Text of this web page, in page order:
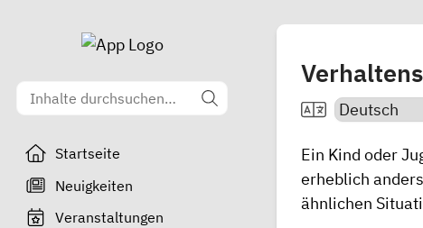
Startseite
Neuigkeiten
Veranstaltungen
Ein Kind oder
erheblich
ähnlichen